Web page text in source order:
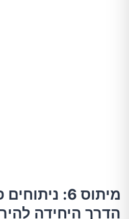
מיתוס 6:
הדרך היחידה